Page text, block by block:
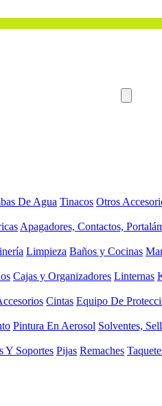
De Agua Tinacos Otros
Apagadores, Contactos,
Limpieza Baños y Cocinas
Cajas y Organizadores Linternas
Cintas Equipo De
Pintura En Aerosol Solventes,
Y Soportes Pijas Remaches